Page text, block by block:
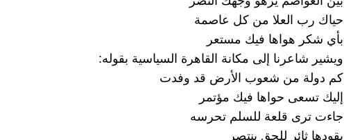
حياك رب العلا من كل عاصمة
بأي شكر هواها فيك مستعر
ويشير شاعرنا إلى مكانة القاهرة السياسية بقوله:
كم دولة من شعوب الأرض قد وفدت
إليك تسعى حواها فيك مؤتمر
جاءت ترى قلعة للسلم تحرسه
يقودها ثائر للحق ينتصر